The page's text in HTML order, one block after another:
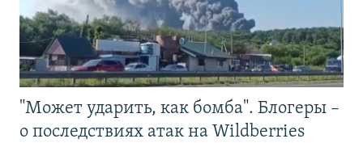
"Может ударить, как бомба". Блогеры –
о последствиях атак на Wildberries